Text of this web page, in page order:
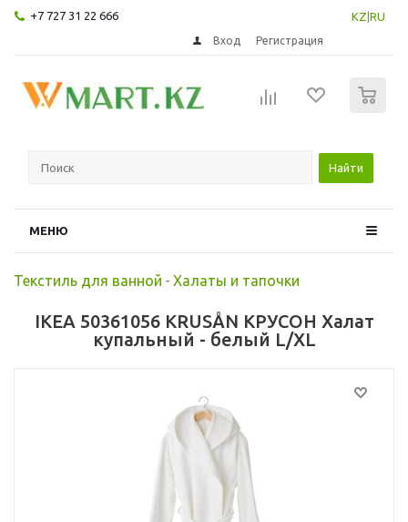
+7 727 31 22 666 KZ RU
Вход Регистрация
Найти
МЕНЮ
Текстиль для ванной - Халаты и тапочки
IKEA 50361056 KRUSÅN КРУСОН Халат
купальный - белый L/XL